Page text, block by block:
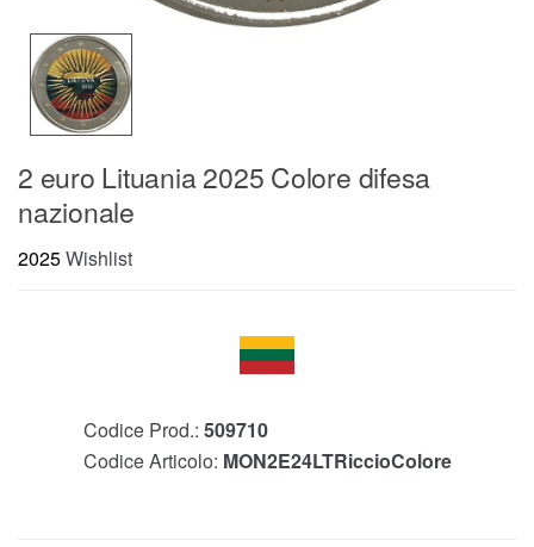
2 euro Lituania 2025 Colore difesa
nazionale
2025Wishlist
Codice Prod.: 509710
Codice Articolo: MON2E24LTRiccioColore